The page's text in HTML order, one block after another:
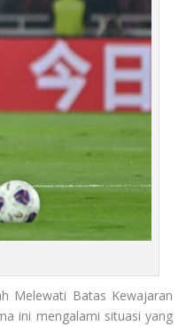
Melewati Batas Kewajaran
ini mengalami situasi yang